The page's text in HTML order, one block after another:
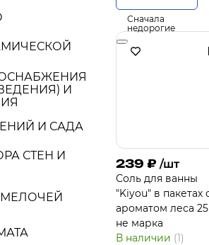
И
И САДА
СТЕН И
МЕЛОЧЕЙ
Сначала
недорогие
239 ₽ /шт
Соль для ванны
"Kiyou" в пакетах
ароматом леса
не марка
В наличии (1)